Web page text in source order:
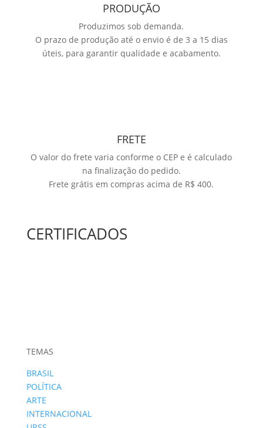
PRODUÇÃO
Produzimos sob demanda.
O prazo de produção até o envio é de 3 a 15 dias
úteis, para garantir qualidade e acabamento.
FRETE
O valor do frete varia conforme o CEP e é calculado
na finalização do pedido.
Frete grátis em compras acima de R$ 400.
CERTIFICADOS
TEMAS
BRASIL
POLÍTICA
ARTE
INTERNACIONAL